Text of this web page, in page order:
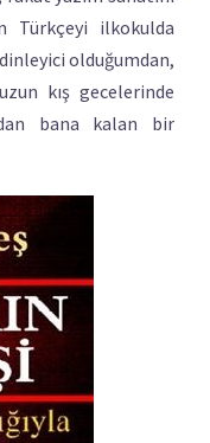
Türkçeyi ilkokulda
olduğumdan,
kış gecelerinde
bana kalan bir